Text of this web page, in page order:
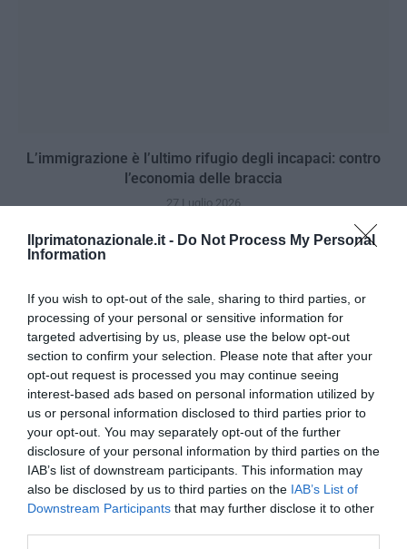
Ilprimatonazionale.it - Do Not Process My Personal
Information
If you wish to opt-out of the sale, sharing to third parties, or
processing of your personal or sensitive information for
targeted advertising by us, please use the below opt-out
section to confirm your selection. Please note that after your
opt-out request is processed you may continue seeing
interest-based ads based on personal information utilized by
us or personal information disclosed to third parties prior to
your opt-out. You may separately opt-out of the further
disclosure of your personal information by third parties on the
IAB’s list of downstream participants. This information may
also be disclosed by us to third parties on the IAB’s List of
Downstream Participants that may further disclose it to other
L’immigrazione è l’ultimo rifugio degli incapaci: contro
l’economia delle braccia
27 Luglio 2026
Il grande inganno dell’immigrazione: l’Italia ha bisogno
di più idee, non di più braccia